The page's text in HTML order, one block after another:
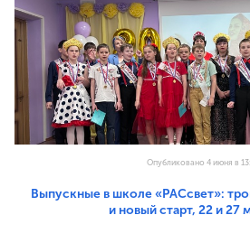
Опубликовано 4 июня в
Выпускные в школе «РАСсвет»:
и новый старт, 22 и 27